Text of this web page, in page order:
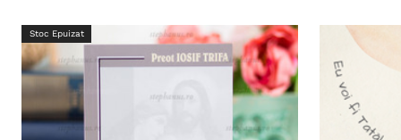
Stoc Epuizat